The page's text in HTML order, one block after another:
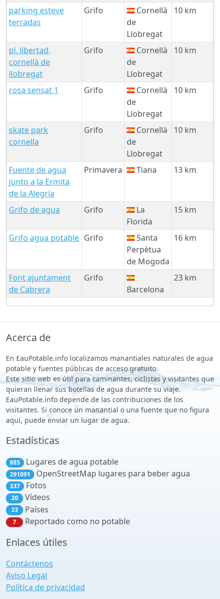
parking esteve
terradas
Grifo
Cornellà
de
Llobregat
10 km
pl. libertad,
cornellà de
llobregat
Grifo
Cornellà
de
Llobregat
10 km
rosa sensat 1 Grifo
Cornellà
de
Llobregat
10 km
skate park
cornella
Grifo
Cornellà
de
Llobregat
10 km
Fuente de agua
junto a la Ermita
de la Alegría
Primavera Tiana 13 km
Grifo de agua Grifo
La
Florida
15 km
Grifo agua potable Grifo
Santa
Perpètua
de Mogoda
16 km
Font ajuntament
de Cabrera
Grifo
Barcelona
23 km
Acerca de
En EauPotable.info localizamos manantiales naturales de agua
potable y fuentes públicas de acceso gratuito.
Este sitio web es útil para caminantes, ciclistas y visitantes que
quieran llenar sus botellas de agua durante su viaje.
EauPotable.info depende de las contribuciones de los
visitantes. Si conoce un manantial o una fuente que no figura
aquí, puede enviar un lugar de agua.
Estadísticas
885 Lugares de agua potable
291091 OpenStreetMap lugares para beber agua
337 Fotos
20 Vídeos
23 Países
7 Reportado como no potable
Enlaces útiles
Contáctenos
Aviso Legal
Política de privacidad